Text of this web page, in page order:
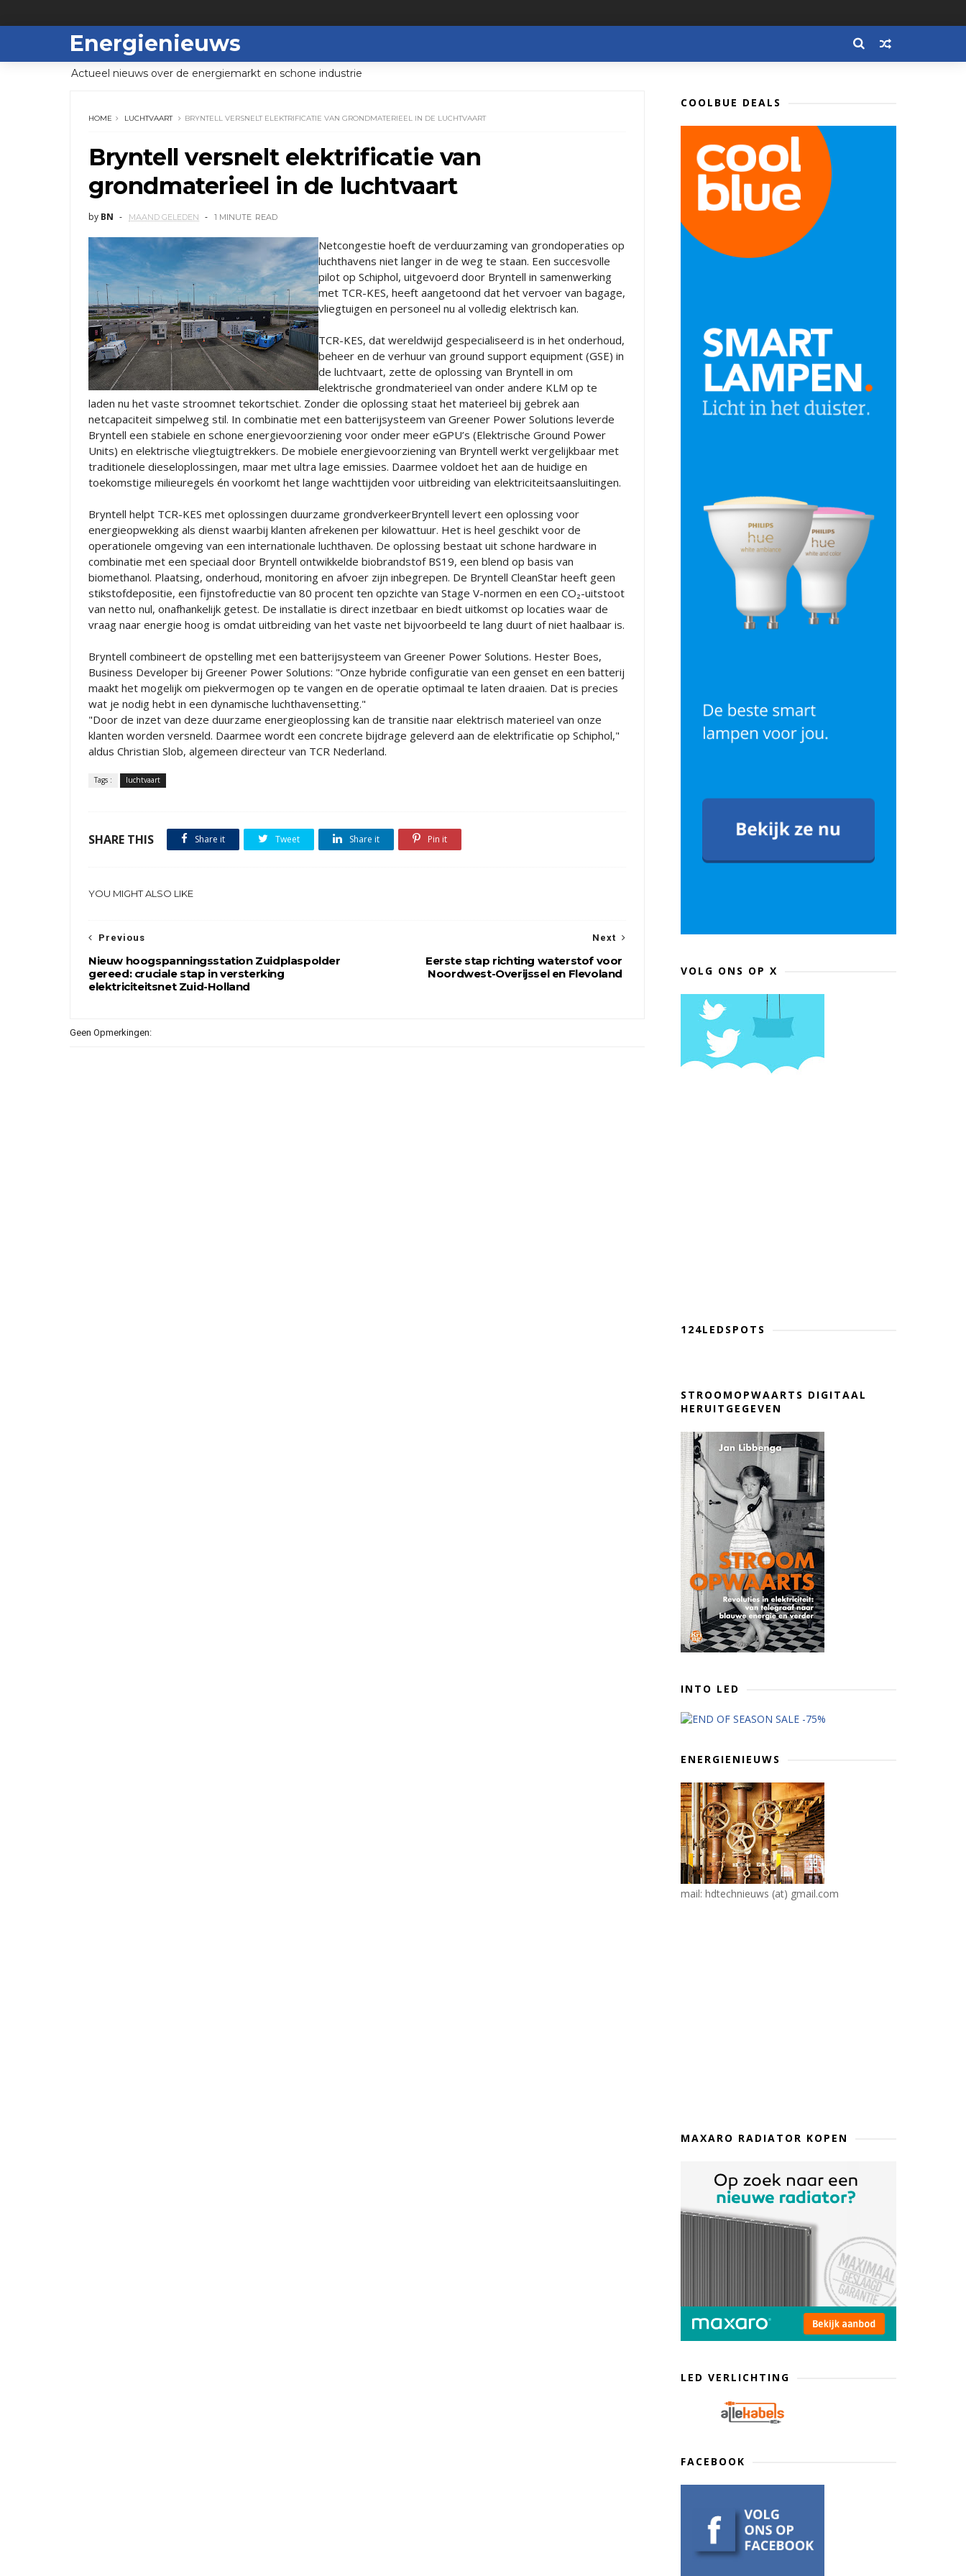
Energienieuws
Actueel nieuws over de energiemarkt en schone industrie
HOME LUCHTVAART BRYNTELL VERSNELT ELEKTRIFICATIE VAN GRONDMATERIEEL IN DE LUCHTVAART
Bryntell versnelt elektrificatie van
grondmaterieel in de luchtvaart
by BN MAAND GELEDEN 1 MINUTE READ
Netcongestie hoeft de verduurzaming van grondoperaties op
luchthavens niet langer in de weg te staan. Een succesvolle
pilot op Schiphol, uitgevoerd door Bryntell in samenwerking
met TCR-KES, heeft aangetoond dat het vervoer van bagage,
vliegtuigen en personeel nu al volledig elektrisch kan.
TCR-KES, dat wereldwijd gespecialiseerd is in het onderhoud,
beheer en de verhuur van ground support equipment (GSE) in
de luchtvaart, zette de oplossing van Bryntell in om
elektrische grondmaterieel van onder andere KLM op te
laden nu het vaste stroomnet tekortschiet. Zonder die oplossing staat het materieel bij gebrek aan
netcapaciteit simpelweg stil. In combinatie met een batterijsysteem van Greener Power Solutions leverde
Bryntell een stabiele en schone energievoorziening voor onder meer eGPU’s (Elektrische Ground Power
Units) en elektrische vliegtuigtrekkers. De mobiele energievoorziening van Bryntell werkt vergelijkbaar met
traditionele dieseloplossingen, maar met ultra lage emissies. Daarmee voldoet het aan de huidige en
toekomstige milieuregels én voorkomt het lange wachttijden voor uitbreiding van elektriciteitsaansluitingen.
Bryntell helpt TCR-KES met oplossingen duurzame grondverkeerBryntell levert een oplossing voor
energieopwekking als dienst waarbij klanten afrekenen per kilowattuur. Het is heel geschikt voor de
operationele omgeving van een internationale luchthaven. De oplossing bestaat uit schone hardware in
combinatie met een speciaal door Bryntell ontwikkelde biobrandstof BS19, een blend op basis van
biomethanol. Plaatsing, onderhoud, monitoring en afvoer zijn inbegrepen. De Bryntell CleanStar heeft geen
stikstofdepositie, een fijnstofreductie van 80 procent ten opzichte van Stage V-normen en een CO₂-uitstoot
van netto nul, onafhankelijk getest. De installatie is direct inzetbaar en biedt uitkomst op locaties waar de
vraag naar energie hoog is omdat uitbreiding van het vaste net bijvoorbeeld te lang duurt of niet haalbaar is.
Bryntell combineert de opstelling met een batterijsysteem van Greener Power Solutions. Hester Boes,
Business Developer bij Greener Power Solutions: "Onze hybride configuratie van een genset en een batterij
maakt het mogelijk om piekvermogen op te vangen en de operatie optimaal te laten draaien. Dat is precies
wat je nodig hebt in een dynamische luchthavensetting."
"Door de inzet van deze duurzame energieoplossing kan de transitie naar elektrisch materieel van onze
klanten worden versneld. Daarmee wordt een concrete bijdrage geleverd aan de elektrificatie op Schiphol,"
aldus Christian Slob, algemeen directeur van TCR Nederland.
Tags : luchtvaart
SHARE THIS Share it Tweet Share it Pin it
YOU MIGHT ALSO LIKE
Next
Eerste stap richting waterstof voor
Noordwest-Overijssel en Flevoland
Previous
Nieuw hoogspanningsstation Zuidplaspolder
gereed: cruciale stap in versterking
elektriciteitsnet Zuid-Holland
Geen Opmerkingen:
COOLBUE DEALS
VOLG ONS OP X
124LEDSPOTS
STROOMOPWAARTS DIGITAAL
HERUITGEGEVEN
INTO LED
ENERGIENIEUWS
mail: hdtechnieuws (at) gmail.com
MAXARO RADIATOR KOPEN
LED VERLICHTING
FACEBOOK